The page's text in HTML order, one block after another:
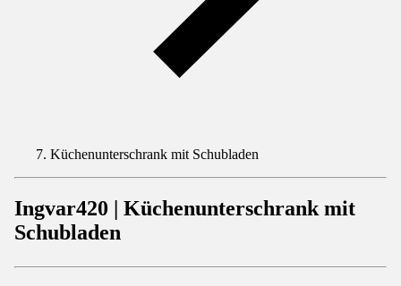
Küchenunterschrank mit Schubladen
Ingvar420 | Küchenunterschrank mit
Schubladen